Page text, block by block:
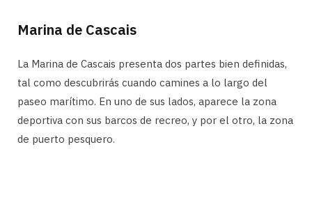
Marina de Cascais
La Marina de Cascais presenta dos partes bien definidas,
tal como descubrirás cuando camines a lo largo del
paseo marítimo. En uno de sus lados, aparece la zona
deportiva con sus barcos de recreo, y por el otro, la zona
de puerto pesquero.